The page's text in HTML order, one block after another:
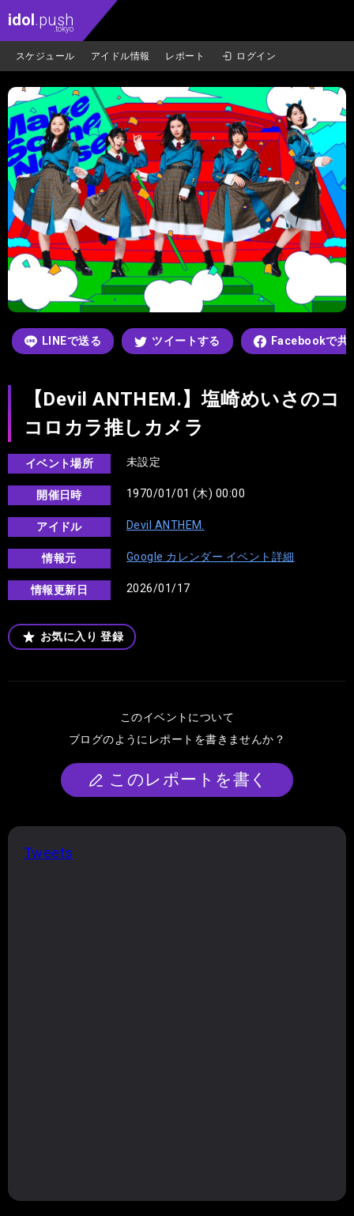
idol.push
.tokyo
スケジュール アイドル情報 レポート ログイン
LINEで送る ツイートする Facebookで共
【Devil ANTHEM.】塩崎めいさのコ
コロカラ推しカメラ
イベント場所 未設定
開催日時 1970/01/01 (木) 00:00
アイドル Devil ANTHEM.
情報元 Google カレンダー イベント詳細
情報更新日 2026/01/17
お気に入り 登録
このイベントについて
ブログのようにレポートを書きませんか？
このレポートを書く
Tweets